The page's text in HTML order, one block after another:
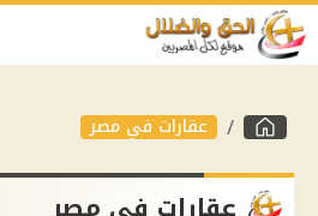
عقارات في مصر